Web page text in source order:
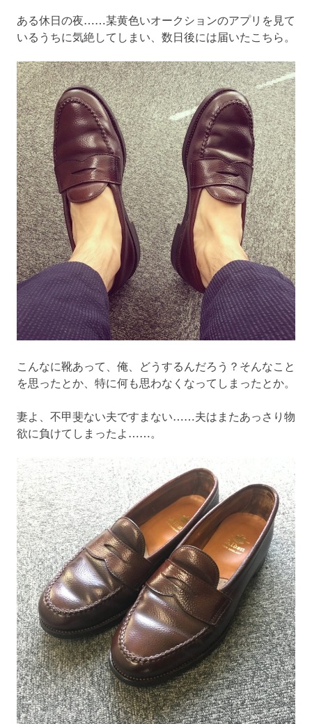
ある休日の夜……某黄色いオークションのアプリを見て
いるうちに気絶してしまい、数日後には届いたこちら。
こんなに靴あって、俺、どうするんだろう？そんなこと
を思ったとか、特に何も思わなくなってしまったとか。
妻よ、不甲斐ない夫ですまない……夫はまたあっさり物
欲に負けてしまったよ……。